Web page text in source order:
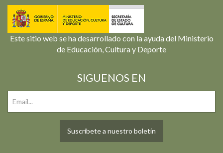
Este sitio web se ha desarrollado con la ayuda del Ministerio
de Educación, Cultura y Deporte
SIGUENOS EN
Suscríbete a nuestro boletín